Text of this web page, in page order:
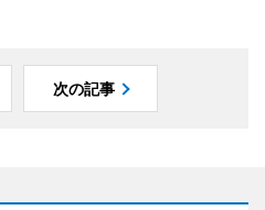
次の記事